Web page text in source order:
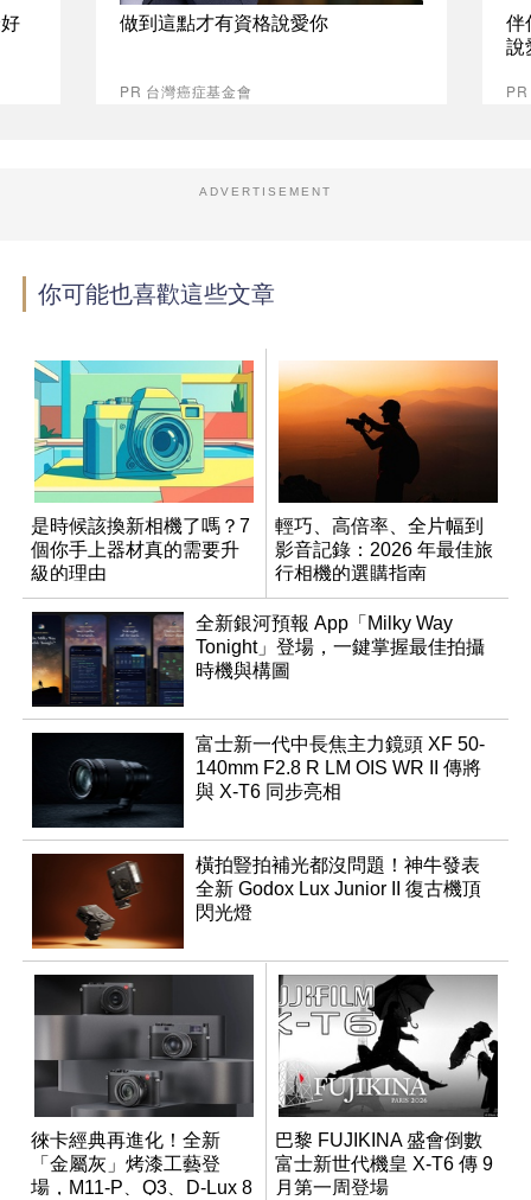
做到這點才有資格說愛你
PR 台灣癌症基金會
伴
說
ADVERTISEMENT
你可能也喜歡這些文章
是時候該換新相機了嗎？7
個你手上器材真的需要升
級的理由
輕巧、高倍率、全片幅到
影音記錄：2026 年最佳旅
行相機的選購指南
全新銀河預報 App「Milky Way
Tonight」登場，一鍵掌握最佳拍攝
時機與構圖
富士新一代中長焦主力鏡頭 XF 50-
140mm F2.8 R LM OIS WR II 傳將
與 X-T6 同步亮相
橫拍豎拍補光都沒問題！神牛發表
全新 Godox Lux Junior II 復古機頂
閃光燈
徠卡經典再進化！全新
「金屬灰」烤漆工藝登
場，M11-P、Q3、D-Lux 8
巴黎 FUJIKINA 盛會倒數
富士新世代機皇 X-T6 傳 9
月第一周登場